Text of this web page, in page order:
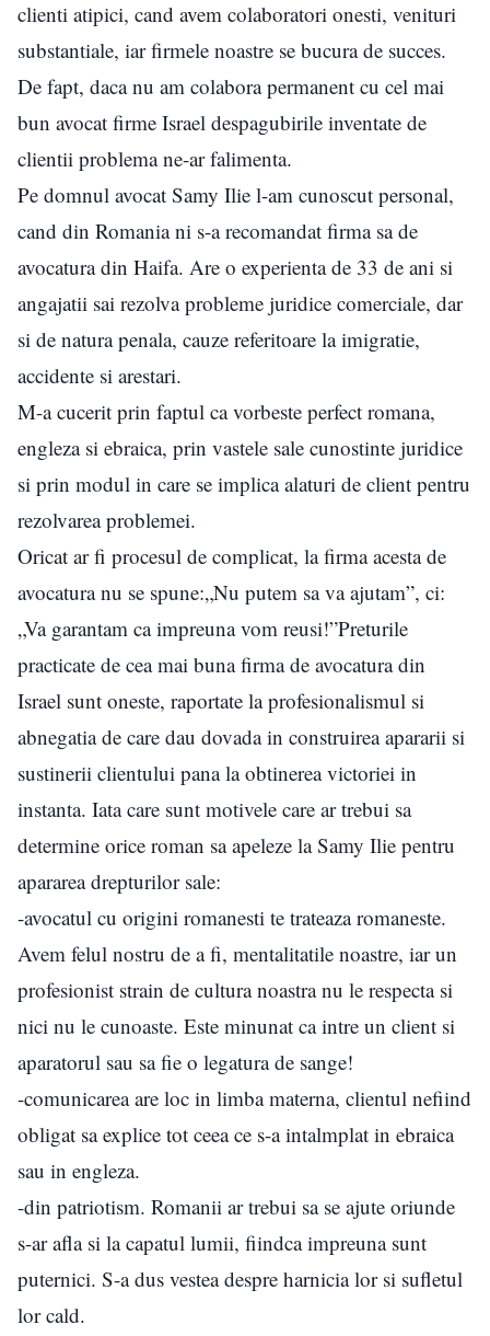
clienti atipici, cand avem colaboratori onesti, venituri
substantiale, iar firmele noastre se bucura de succes.
De fapt, daca nu am colabora permanent cu cel mai
bun avocat firme Israel despagubirile inventate de
clientii problema ne-ar falimenta.
Pe domnul avocat Samy Ilie l-am cunoscut personal,
cand din Romania ni s-a recomandat firma sa de
avocatura din Haifa. Are o experienta de 33 de ani si
angajatii sai rezolva probleme juridice comerciale, dar
si de natura penala, cauze referitoare la imigratie,
accidente si arestari.
M-a cucerit prin faptul ca vorbeste perfect romana,
engleza si ebraica, prin vastele sale cunostinte juridice
si prin modul in care se implica alaturi de client pentru
rezolvarea problemei.
Oricat ar fi procesul de complicat, la firma acesta de
avocatura nu se spune:„Nu putem sa va ajutam”, ci:
„Va garantam ca impreuna vom reusi!”Preturile
practicate de cea mai buna firma de avocatura din
Israel sunt oneste, raportate la profesionalismul si
abnegatia de care dau dovada in construirea apararii si
sustinerii clientului pana la obtinerea victoriei in
instanta. Iata care sunt motivele care ar trebui sa
determine orice roman sa apeleze la Samy Ilie pentru
apararea drepturilor sale:
-avocatul cu origini romanesti te trateaza romaneste.
Avem felul nostru de a fi, mentalitatile noastre, iar un
profesionist strain de cultura noastra nu le respecta si
nici nu le cunoaste. Este minunat ca intre un client si
aparatorul sau sa fie o legatura de sange!
-comunicarea are loc in limba materna, clientul nefiind
obligat sa explice tot ceea ce s-a intalmplat in ebraica
sau in engleza.
-din patriotism. Romanii ar trebui sa se ajute oriunde
s-ar afla si la capatul lumii, fiindca impreuna sunt
puternici. S-a dus vestea despre harnicia lor si sufletul
lor cald.